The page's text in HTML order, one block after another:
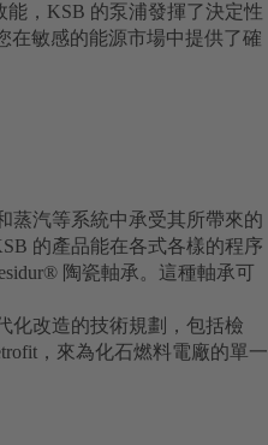
，KSB 的泵浦發揮了決定性
在敏感的能源市場中提供了確
蒸汽等系統中承受其所帶來的
的產品能在各式各樣的程序
陶瓷軸承。這種軸承可
化改造的技術規劃，包括檢
，來為化石燃料電廠的單一